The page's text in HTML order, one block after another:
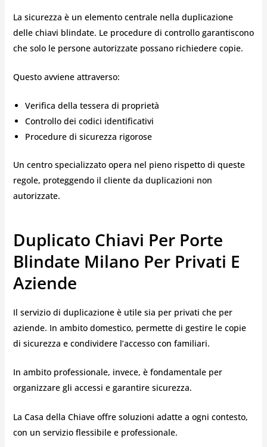
La sicurezza è un elemento centrale nella duplicazione
delle chiavi blindate. Le procedure di controllo garantiscono
che solo le persone autorizzate possano richiedere copie.
Questo avviene attraverso:
Verifica della tessera di proprietà
Controllo dei codici identificativi
Procedure di sicurezza rigorose
Un centro specializzato opera nel pieno rispetto di queste
regole, proteggendo il cliente da duplicazioni non
autorizzate.
Duplicato Chiavi Per Porte
Blindate Milano Per Privati E
Aziende
Il servizio di duplicazione è utile sia per privati che per
aziende. In ambito domestico, permette di gestire le copie
di sicurezza e condividere l’accesso con familiari.
In ambito professionale, invece, è fondamentale per
organizzare gli accessi e garantire sicurezza.
La Casa della Chiave offre soluzioni adatte a ogni contesto,
con un servizio flessibile e professionale.